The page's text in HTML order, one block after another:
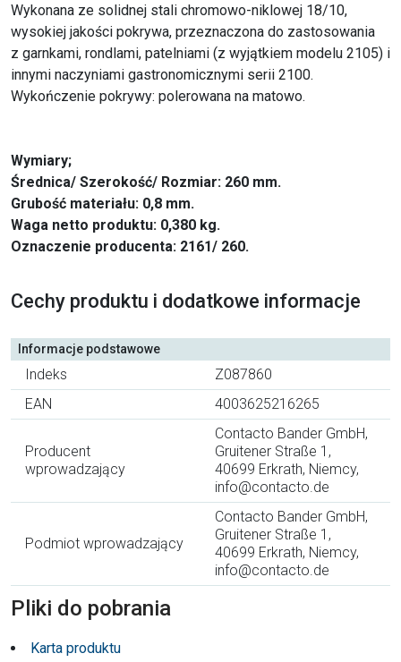
Wykonana ze solidnej stali chromowo-niklowej 18/10,
wysokiej jakości pokrywa, przeznaczona do zastosowania
z garnkami, rondlami, patelniami (z wyjątkiem modelu 2105) i
innymi naczyniami gastronomicznymi serii 2100.
Wykończenie pokrywy: polerowana na matowo.
Wymiary;
Średnica/ Szerokość/ Rozmiar: 260 mm.
Grubość materiału: 0,8 mm.
Waga netto produktu: 0,380 kg.
Oznaczenie producenta: 2161/ 260.
Cechy produktu i dodatkowe informacje
Informacje podstawowe
Indeks
Z087860
EAN
4003625216265
Producent
wprowadzający
Contacto Bander GmbH,
Gruitener Straße 1,
40699 Erkrath, Niemcy,
info@contacto.de
Podmiot wprowadzający
Contacto Bander GmbH,
Gruitener Straße 1,
40699 Erkrath, Niemcy,
info@contacto.de
Pliki do pobrania
Karta produktu